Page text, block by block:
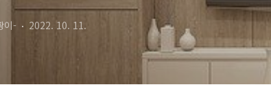
이- 2022. 10. 11.